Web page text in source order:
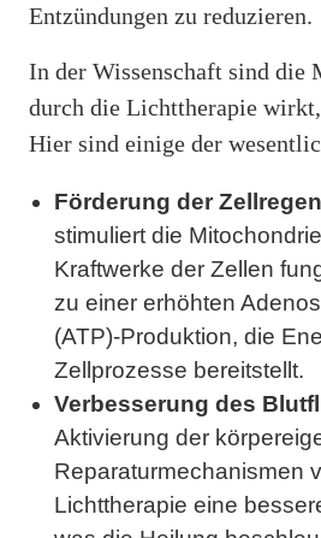
Entzündungen zu reduzieren.
In der Wissenschaft sind die
durch die Lichttherapie
Hier sind einige der
Förderung der
stimuliert die
Kraftwerke der Zellen
zu einer erhöhten
(ATP)-Produktion, die
Zellprozesse bereitstellt.
Verbesserung des
Aktivierung der
Reparaturmechanismen
Lichttherapie eine